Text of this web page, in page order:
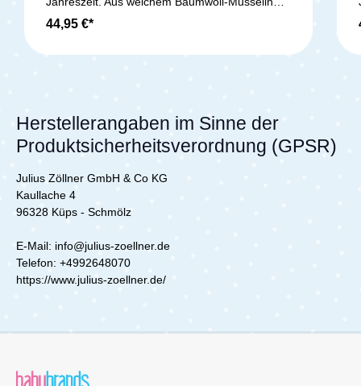
gefertigt, ist er besonders anschmiegsam und
sanft zur Haut. Das warme Molton-Innenfutter
angenehm warm. Der mittlere Reißverschluss
schadstoffgeprüft, sodass Dein Kind sicher und
komfortabel schlafen kann. Hergestellt in
Deutschland, überzeugt er durch hochwertige
Materialien: 100 % Baumwoll-Musselin außen,
100 % Polyester-Füllung und 100 % Baumwoll-
Molton innen. Pflegeleicht bei 40 °C im
trocknergeeignet.Lieferumfang:1x Zöllner
44,95 €*
Herstellerangaben im Sinne der
Produktsicherheitsverordnung (GPSR)
Julius Zöllner GmbH & Co KG
Kaullache 4
96328 Küps - Schmölz
E-Mail: info@julius-zoellner.de
Telefon: +4992648070
https://www.julius-zoellner.de/